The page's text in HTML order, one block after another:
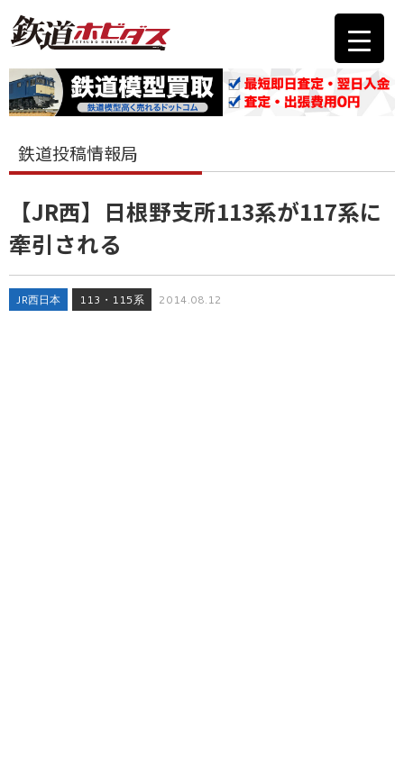
鉄道投稿情報局
【JR西】日根野支所113系が117系に
牽引される
JR西日本 113・115系 2014.08.12